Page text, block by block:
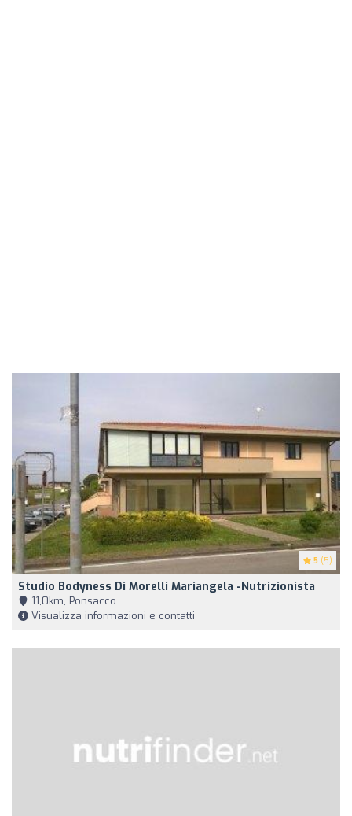
5 (5)
Studio Bodyness Di Morelli Mariangela -Nutrizionista
11,0km, Ponsacco
Visualizza informazioni e contatti